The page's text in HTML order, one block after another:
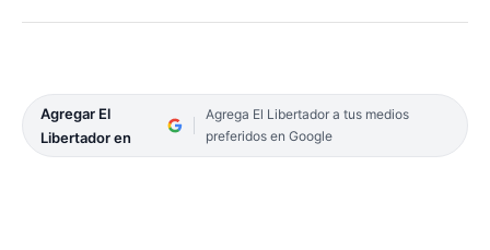
Agregar El
Libertador en
Agrega El Libertador a tus medios
preferidos en Google